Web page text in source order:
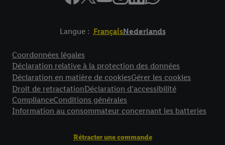
Langue : FrançaisNederlands
Coordonnées légales
Déclaration relative à la protection des données
Déclaration en matière de cookiesGérer les cookies
Droit de retractationDéclaration d’accessibilité
ComplianceConditions générales
Information au consommateur concernant les batteries
Rétracter une commande